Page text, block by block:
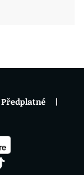
Předplatné